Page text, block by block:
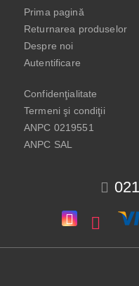
Prima pagină
Returnarea produselor
Despre noi
Autentificare
Confidenţialitate
Termeni şi condiţii
ANPC 0219551
ANPC SAL